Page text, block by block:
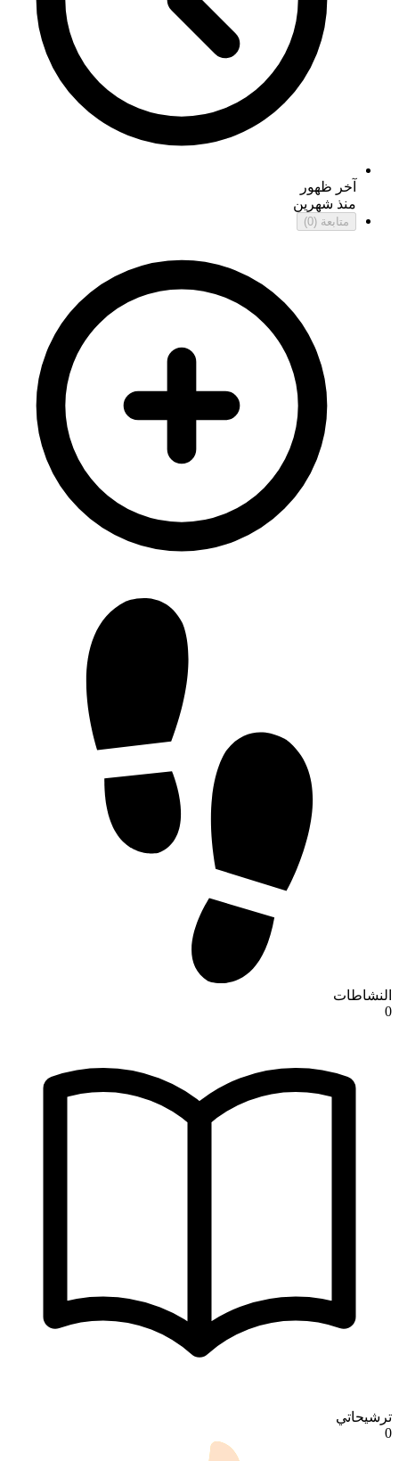
آخر ظهور
منذ شهرين
متابعة (0)
النشاطات
0
ترشيحاتي
0